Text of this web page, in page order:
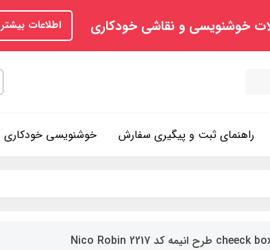
خوشنویسی و نقاشی خودکاری اطلاعات بیشتر
راهنمای ثبت و پیگیری سفارش خوشنویسی خودکاری